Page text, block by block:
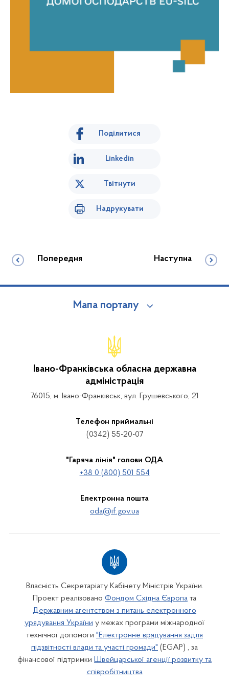
Поділитися
Linkedin
Твітнути
Надрукувати
Попередня Наступна
Мапа порталу
Івано-Франківська обласна державна
адміністрація
76015, м. Івано-Франківськ, вул. Грушевського, 21
Телефон приймальні
(0342) 55-20-07
"Гаряча лінія" голови ОДА
+38 0 (800) 501 554
Електронна пошта
oda@if.gov.ua
Власність Секретаріату Кабінету Міністрів України.
Проект реалізовано Фондом Східна Європа та
Державним агентством з питань електронного
урядування України у межах програми міжнародної
технічної допомоги "Електронне врядування задля
підзвітності влади та участі громади" (EGAP) , за
фінансової підтримки Швейцарської агенції розвитку та
співробітництва